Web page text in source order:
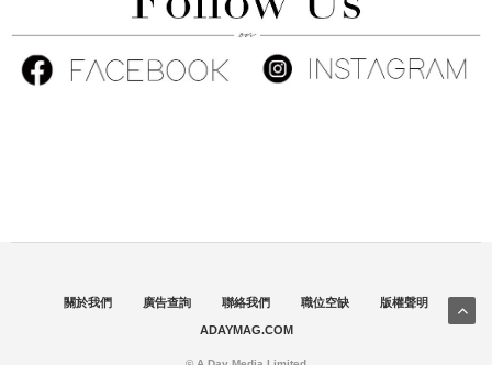
關於我們 廣告查詢 聯絡我們 職位空缺 版權聲明
ADAYMAG.COM